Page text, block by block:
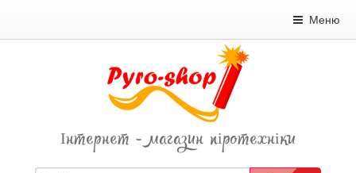
Меню
Інтернет - магазин піротехніки